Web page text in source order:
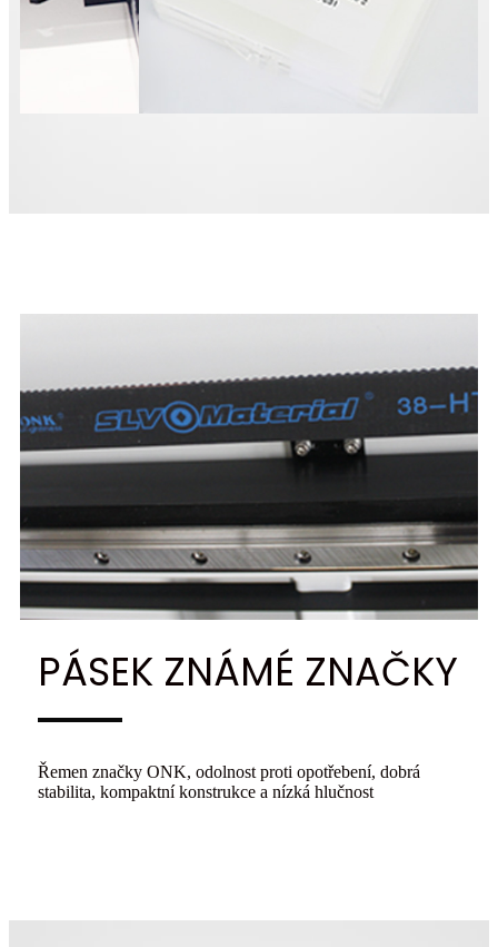
PÁSEK ZNÁMÉ ZNAČKY
Řemen značky ONK, odolnost proti opotřebení, dobrá
stabilita, kompaktní konstrukce a nízká hlučnost